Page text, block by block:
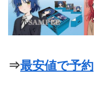
⇒最安値で予約